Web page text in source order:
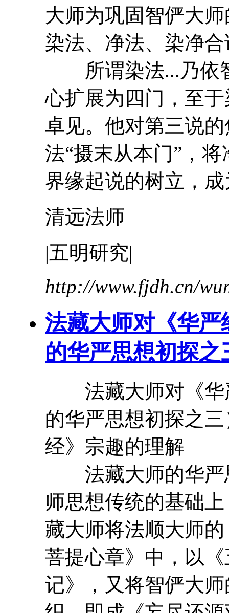
大师为巩固智俨大师
染法、净法、染净
所谓染法...乃依
心扩展为四门，至
卓见。他对第三说
法“摄末从本门”，
界缘起说的树立，
清远法师
|五明研究|
http://www.fjdh.cn/
法藏大师对《华严
的华严思想初探之
法藏大师对《
的华严思想初探
经》宗趣的理解 1
法藏大师的华
师思想传统的基础
藏大师将法顺大师
菩提心章》中，以
记》，又将智俨大师